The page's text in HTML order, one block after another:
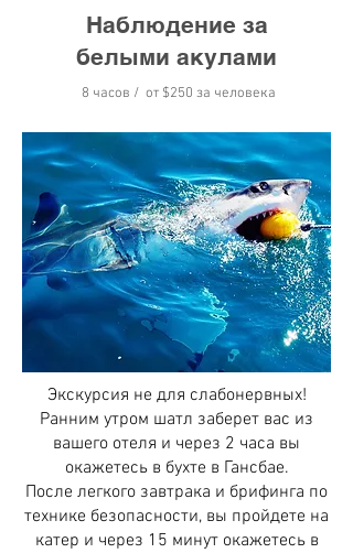
Наблюдение за
белыми акулами
8 часов / от $250 за человека
Экскурсия не для слабонервных!
Ранним утром шатл заберет вас из
вашего отеля и через 2 часа вы
окажетесь в бухте в Гансбае.
После легкого завтрака и брифинга по
технике безопасности, вы пройдете на
катер и через 15 минут окажетесь в